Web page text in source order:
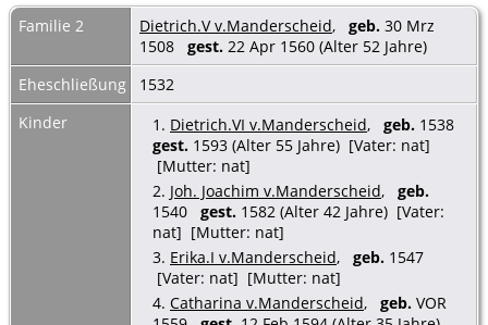
Familie 2 Dietrich.V v.Manderscheid, geb. 30 Mrz
1508 gest. 22 Apr 1560 (Alter 52 Jahre)
Eheschließung
1532
Kinder
1. Dietrich.VI v.Manderscheid, geb. 1538
gest. 1593 (Alter 55 Jahre) [Vater: nat]
[Mutter: nat]
2. Joh. Joachim v.Manderscheid, geb.
1540 gest. 1582 (Alter 42 Jahre) [Vater:
nat] [Mutter: nat]
3. Erika.I v.Manderscheid, geb. 1547
[Vater: nat] [Mutter: nat]
4. Catharina v.Manderscheid, geb. VOR